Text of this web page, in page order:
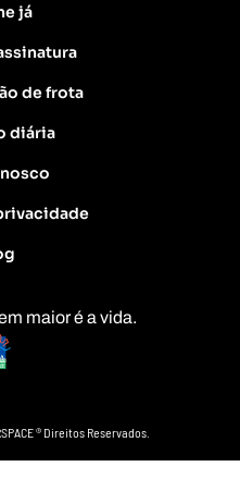
já
de frota
diária
maior é a vida.
® Direitos Reservados.